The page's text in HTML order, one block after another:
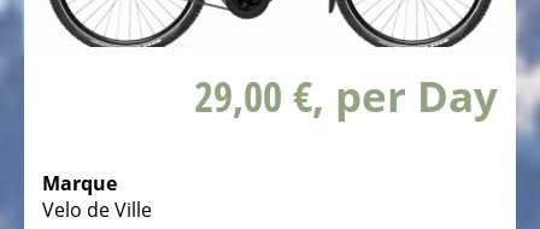
Vélos
d'enfants
LE
VÉLO
29,00 €, per Day
Marque
Velo de Ville